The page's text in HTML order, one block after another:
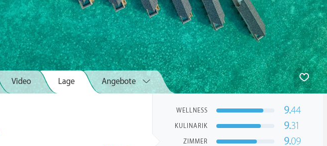
Video Lage Angebote
WELLNESS 9.44
KULINARIK 9.31
ZIMMER 9.09